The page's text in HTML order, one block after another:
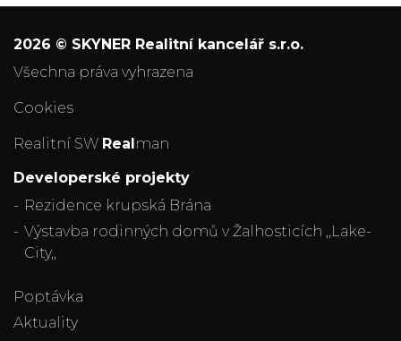
2026 © SKYNER Realitní kancelář s.r.o.
všechna práva vyhrazena
Cookies
Realitní SW Real man
Developerské projekty
Rezidence krupská Brána
Výstavba rodinných domů v Žalhosticích ,,Lake-
City,,
Poptávka
Aktuality